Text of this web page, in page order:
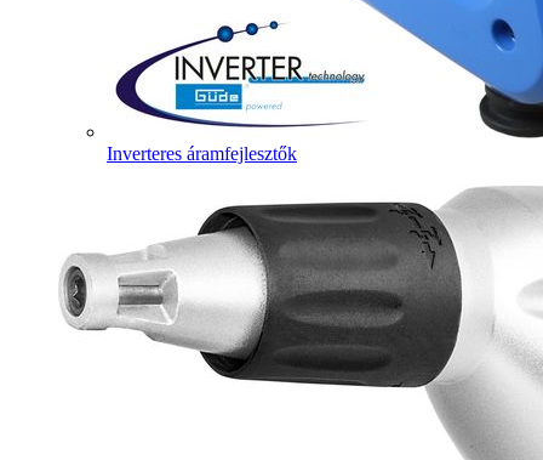
Inverteres áramfejlesztők